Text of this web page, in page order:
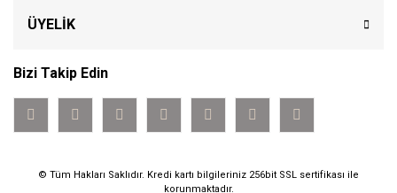
ÜYELİK
Bizi Takip Edin
© Tüm Hakları Saklıdır. Kredi kartı bilgileriniz 256bit SSL sertifikası ile
korunmaktadır.